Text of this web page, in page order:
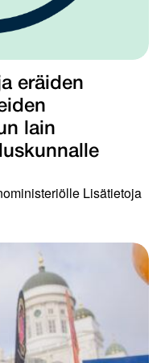
eräiden
lain
Lisätietoja